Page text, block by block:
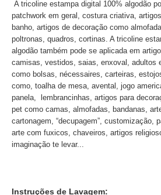
A tricoline estampa digital 100% algodão
patchwork em geral, costura criativa,
banho, artigos de decoração como
poltronas, quadros, cortinas. A tricoline
algodão também pode se aplicada em
camisas, vestidos, saias, enxoval, adultos
como bolsas, nécessaires, carteiras,
como, toalha de mesa, avental, jogo
panela, lembrancinhas, artigos para
pet como camas, almofadas, bandanas,
cartonagem, “decupagem”, customização,
arte com fuxicos, chaveiros, artigos
imaginação te levar...
Instruções de Lavagem: